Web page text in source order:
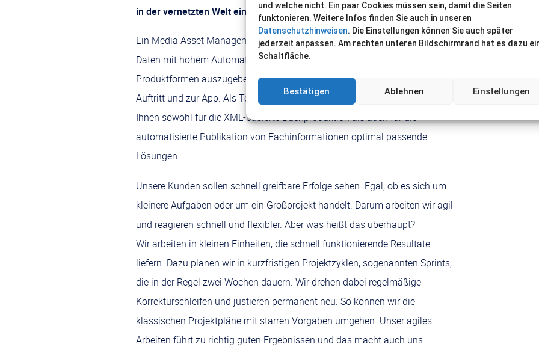
und welche nicht. Ein paar Cookies müssen sein, damit die Seiten
funktonieren. Weitere Infos finden Sie auch in unseren
Datenschutzhinweisen. Die Einstellungen können Sie auch später
jederzeit anpassen. Am rechten unteren Bildschirmrand hat es dazu
Schaltfläche.
Bestätigen Ablehnen Einstellungen
in der vernetzten Welt einen höheren Wert haben denn je.
Ein Media Asset Management-System unterstützt den Verlag dabei, diese
Daten mit hohem Automatisierungsgrad in die verschiedensten Kanäle und
Produktformen auszugeben – vom Buch über das E-Book bis zum Online-
Auftritt und zur App. Als Technologiepartner der sitefusion GmbH bieten wir
Ihnen sowohl für die XML-basierte Buchproduktion als auch für die
automatisierte Publikation von Fachinformationen optimal passende
Lösungen.
Unsere Kunden sollen schnell greifbare Erfolge sehen. Egal, ob es sich um
kleinere Aufgaben oder um ein Großprojekt handelt. Darum arbeiten wir agil
und reagieren schnell und flexibler. Aber was heißt das überhaupt?
Wir arbeiten in kleinen Einheiten, die schnell funktionierende Resultate
liefern. Dazu planen wir in kurzfristigen Projektzyklen, sogenannten Sprints,
die in der Regel zwei Wochen dauern. Wir drehen dabei regelmäßige
Korrekturschleifen und justieren permanent neu. So können wir die
klassischen Projektpläne mit starren Vorgaben umgehen. Unser agiles
Arbeiten führt zu richtig guten Ergebnissen und das macht auch uns